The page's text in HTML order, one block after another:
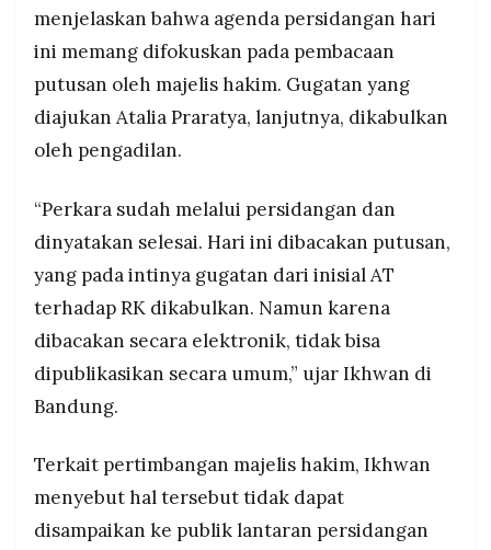
RESOLUSI
PRAMUDITA
menjelaskan bahwa agenda persidangan hari
ini memang difokuskan pada pembacaan
putusan oleh majelis hakim. Gugatan yang
diajukan Atalia Praratya, lanjutnya, dikabulkan
oleh pengadilan.
“Perkara sudah melalui persidangan dan
dinyatakan selesai. Hari ini dibacakan putusan,
yang pada intinya gugatan dari inisial AT
terhadap RK dikabulkan. Namun karena
dibacakan secara elektronik, tidak bisa
dipublikasikan secara umum,” ujar Ikhwan di
Bandung.
Terkait pertimbangan majelis hakim, Ikhwan
menyebut hal tersebut tidak dapat
disampaikan ke publik lantaran persidangan